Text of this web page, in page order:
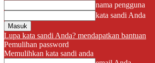
nama pengguna
kata sandi Anda
Lupa kata sandi Anda? mendapatkan bantuan
Pemulihan password
Memulihkan kata sandi anda